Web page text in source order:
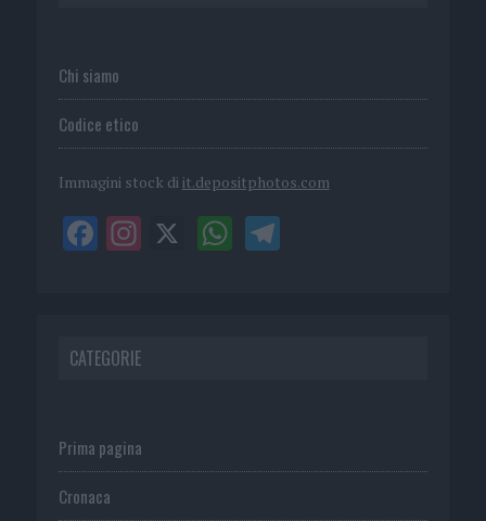
Chi siamo
Codice etico
Immagini stock di it.depositphotos.com
CATEGORIE
Prima pagina
Cronaca